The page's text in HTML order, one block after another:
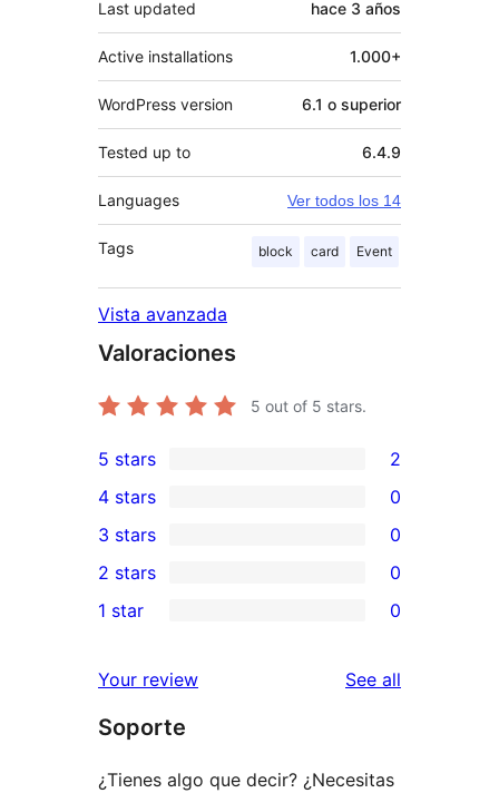
Last updated hace 3 años
Active installations 1.000+
WordPress version 6.1 o superior
Tested up to 6.4.9
Languages Ver todos los 14
Tags block card Event
Vista avanzada
Valoraciones
5 out of 5 stars.
2
5-
star
reviews
5 stars 2
4-
star
reviews
4 stars 0
0
3-
star
3 stars 0
2-
reviews
2 stars 0
star
reviews
1 star 0
Your review See all
Soporte
¿Tienes algo que decir? ¿Necesitas